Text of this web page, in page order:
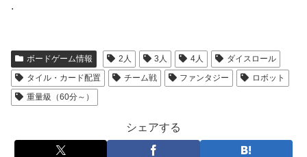
.
ボードゲーム情報 2人 3人 4人
ダイスロール
タイル・カード配置
チーム戦 ファンタジー
ロボット
重量級（60分～）
シェアする